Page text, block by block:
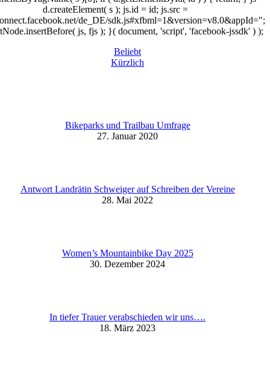
d.createElement( s ); js.id = id; js.src =
de_DE/sdk.js#xfbml=1&version=v8.0&appId=";
js, fjs ); }( document, 'script', 'facebook-jssdk' ) );
Beliebt
Kürzlich
Bikeparks und Trailbau Umfrage
27. Januar 2020
Antwort Landrätin Schweiger auf Schreiben der Vereine
28. Mai 2022
Women’s Mountainbike Day 2025
30. Dezember 2024
In tiefer Trauer verabschieden wir uns….
18. März 2023